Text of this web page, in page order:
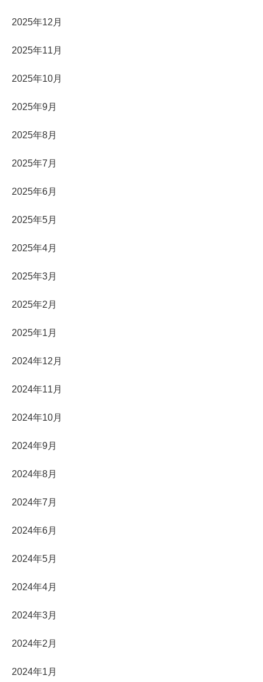
2025年12月
2025年11月
2025年10月
2025年9月
2025年8月
2025年7月
2025年6月
2025年5月
2025年4月
2025年3月
2025年2月
2025年1月
2024年12月
2024年11月
2024年10月
2024年9月
2024年8月
2024年7月
2024年6月
2024年5月
2024年4月
2024年3月
2024年2月
2024年1月